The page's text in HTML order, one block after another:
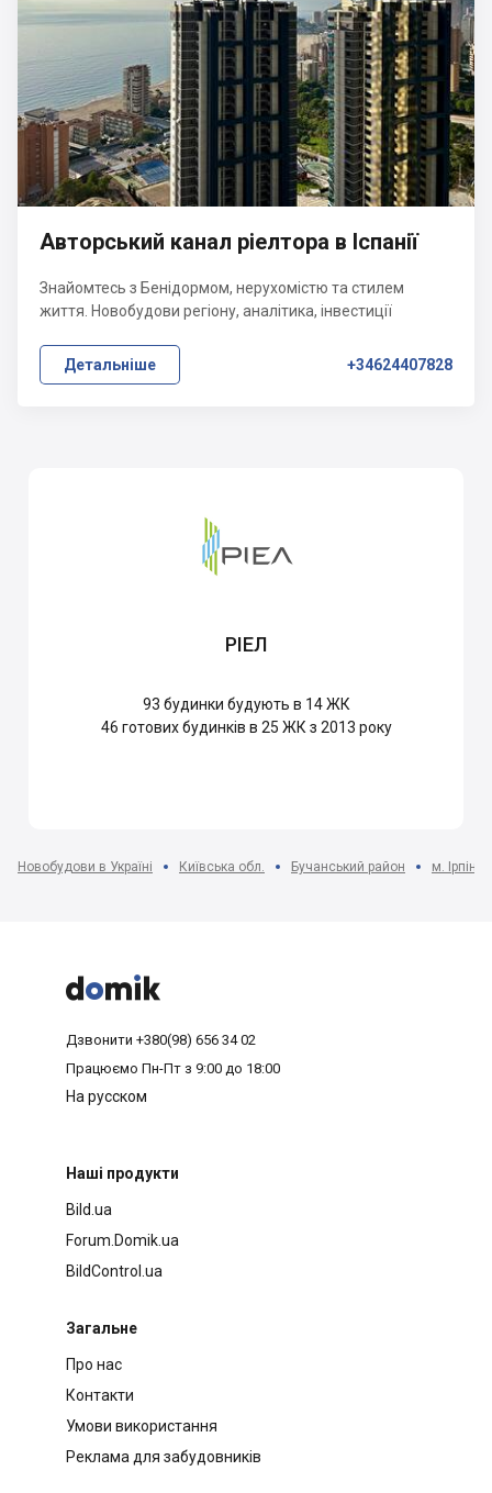
Авторський канал ріелтора в Іспанії
Знайомтесь з Бенідормом, нерухомістю та стилем
життя. Новобудови регіону, аналітика, інвестиції
Детальніше +34624407828
РІЕЛ
93 будинки будують в 14 ЖК
46 готових будинків в 25 ЖК з 2013 року
Новобудови в Україні Київська обл. Бучанський район м. Ірпінь



Дзвонити +380(98) 656 34 02
Працюємо Пн-Пт з 9:00 до 18:00
На русском
Наші продукти
Bild.ua
Forum.Domik.ua
BildControl.ua
Загальне
Про нас
Контакти
Умови використання
Реклама для забудовників